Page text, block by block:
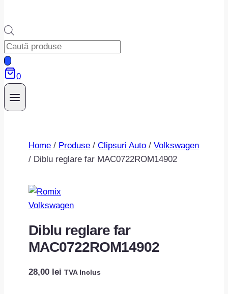
Products
search
0
Home / Produse / Clipsuri Auto / Volkswagen
/ Diblu reglare far MAC0722ROM14902
Volkswagen
Diblu reglare far
MAC0722ROM14902
28,00 lei TVA Inclus